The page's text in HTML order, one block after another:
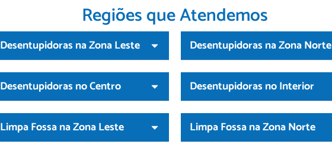
Regiões que Atendemos
Desentupidoras na Zona Leste Desentupidoras na Zona Norte
Desentupidoras no Centro Desentupidoras no Interior
Limpa Fossa na Zona Leste Limpa Fossa na Zona Norte